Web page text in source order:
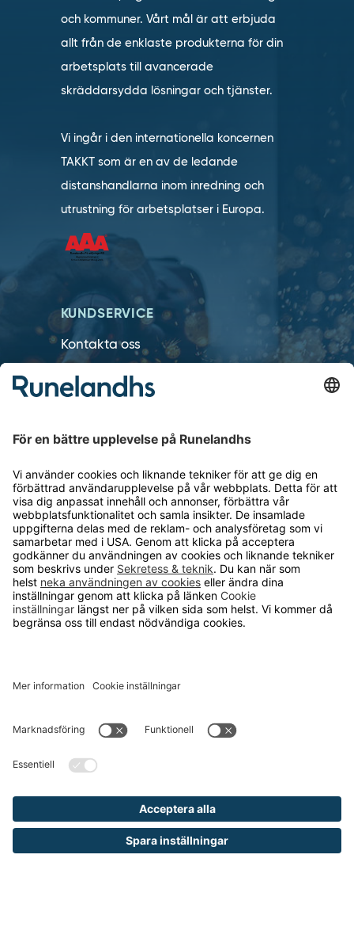
och kommuner. Vårt mål är att erbjuda
allt från de enklaste produkterna för din
arbetsplats till avancerade
skräddarsydda lösningar och tjänster.
Vi ingår i den internationella koncernen
TAKKT som är en av de ledande
distanshandlarna inom inredning och
utrustning för arbetsplatser i Europa.
KUNDSERVICE
Kontakta oss
Så funkar det
Om cookies
Personuppgiftshantering
Cookie inställningar
OM RUNELANDHS
Om Runelandhs
Köpvillkor
Lediga jobb
0480-15940